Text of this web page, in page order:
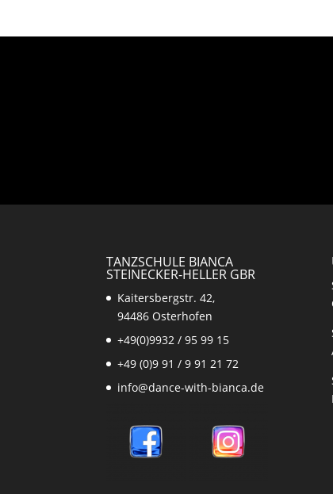
TANZSCHULE BIANCA
STEINECKER-HELLER GBR
Kaitersbergstr. 42,
94486 Osterhofen
+49(0)9932 / 95 99 15
+49 (0)9 91 / 9 91 21 72
info@dance-with-bianca.de